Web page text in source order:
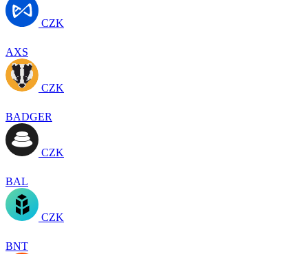
CZK
AXS
CZK
BADGER
CZK
BAL
CZK
BNT